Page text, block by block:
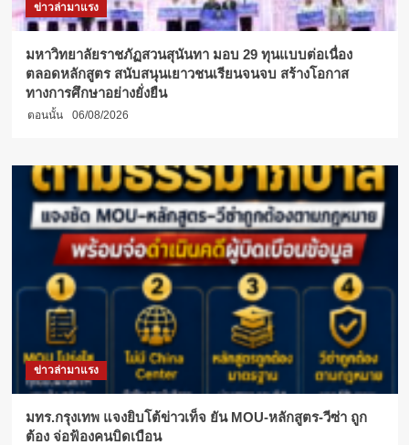
นอร์
ทก
รุง
เทพ
แชมเปี้ยน
ชิพ
ครั้ง
ข่าวล่ามาแรง
มหาวิทยาลัยราชภัฏสวนสุนันทา มอบ 29 ทุนแบบต่อเนื่อง
ตลอดหลักสูตร สนับสนุนเยาวชนเรียนจนจบ สร้างโอกาส
ทางการศึกษาอย่างยั่งยืน
ตอนนั้น 06/08/2026
ข่าวล่ามาแรง
มทร.กรุงเทพ แจงยิบโต้ข่าวเท็จ ยัน MOU-หลักสูตร-วีซ่า ถูก
ต้อง จ่อฟ้องคนบิดเบือน